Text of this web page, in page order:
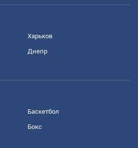
Харьков
Днепр
Баскетбол
Бокс